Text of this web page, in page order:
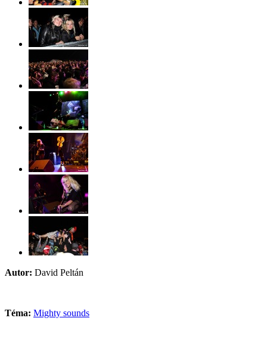
Autor: David Peltán
Téma: Mighty sounds